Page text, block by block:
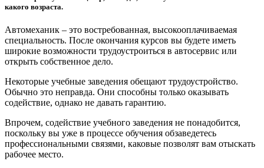
какого возраста.
Автомеханик – это востребованная, высокооплачиваемая
специальность. После окончания курсов вы будете иметь
широкие возможности трудоустроиться в автосервис или
открыть собственное дело.
Некоторые учебные заведения обещают трудоустройство.
Обычно это неправда. Они способны только оказывать
содействие, однако не давать гарантию.
Впрочем, содействие учебного заведения не понадобится,
поскольку вы уже в процессе обучения обзаведетесь
профессиональными связями, каковые позволят вам отыскать
рабочее место.